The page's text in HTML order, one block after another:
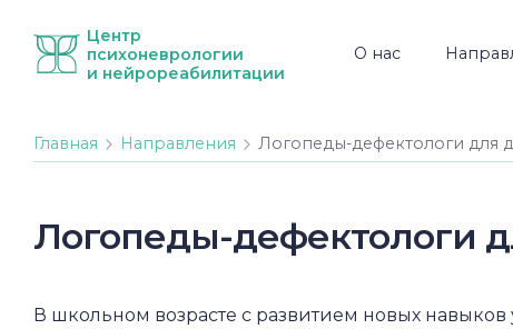
Центр
психоневрологии
и нейрореабилитации
О нас
Главная Направления Логопеды-дефектологи для
Логопеды-дефектологи
В школьном возрасте с развитием новых